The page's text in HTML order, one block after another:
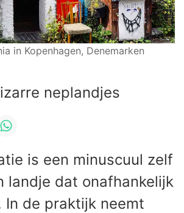
in Kopenhagen, Denemarken
neplandjes
is een minuscuul zelf
landje dat onafhankelijk
In de praktijk neemt